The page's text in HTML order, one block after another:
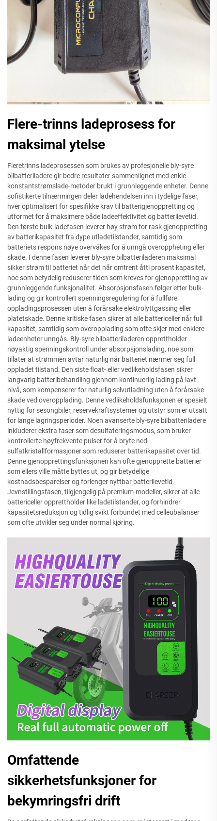
Flere-trinns ladeprosess for
maksimal ytelse
Fleretrinns ladeprosessen som brukes av profesjonelle bly-syre
bilbatteriladere gir bedre resultater sammenlignet med enkle
konstantstrømslade-metoder brukt i grunnleggende enheter. Denne
sofistikerte tilnærmingen deler ladehendelsen inn i tydelige faser,
hver optimalisert for spesifikke krav til batterigjenoppretting og
utformet for å maksimere både ladeeffektivitet og batterilevetid.
Den første bulk-ladefasen leverer høy strøm for rask gjenoppretting
av batterikapasitet fra dype utladetilstander, samtidig som
batteriets respons nøye overvåkes for å unngå overoppheting eller
skade. I denne fasen leverer bly-syre bilbatteriladeren maksimal
sikker strøm til batteriet når det når omtrent åtti prosent kapasitet,
noe som betydelig reduserer tiden som kreves for gjenoppretting av
grunnleggende funksjonalitet. Absorpsjonsfasen følger etter bulk-
lading og gir kontrollert spenningsregulering for å fullføre
oppladingsprosessen uten å forårsake elektrolyttgassing eller
platetskade. Denne kritiske fasen sikrer at alle battericeller når full
kapasitet, samtidig som overopplading som ofte skjer med enklere
ladeenheter unngås. Bly-syre bilbatteriladeren opprettholder
nøyaktig spenningskontroll under absorpsjonslading, noe som
tillater at strømmen avtar naturlig når batteriet nærmer seg full
oppladet tilstand. Den siste float- eller vedlikeholdsfasen sikrer
langvarig batteribehandling gjennom kontinuerlig lading på lavt
nivå, som kompenserer for naturlig selvutladning uten å forårsake
skade ved overopplading. Denne vedlikeholdsfunksjonen er spesielt
nyttig for sesongbiler, reservekraftsystemer og utstyr som er utsatt
for lange lagringsperioder. Noen avanserte bly-syre bilbatteriladere
inkluderer ekstra faser som desulfateringsmodus, som bruker
kontrollerte høyfrekvente pulser for å bryte ned
sulfatkristallformasjoner som reduserer batterikapasitet over tid.
Denne gjenopprettingsfunksjonen kan ofte gjenopprette batterier
som ellers ville måtte byttes ut, og gir betydelige
kostnadsbesparelser og forlenger nyttbar batterilevetid.
Jevnstillingsfasen, tilgjengelig på premium-modeller, sikrer at alle
battericeller opprettholder like ladetilstander, og forhindrer
kapasitetsreduksjon og tidlig svikt forbundet med celleubalanser
som ofte utvikler seg under normal kjøring.
Omfattende
sikkerhetsfunksjoner for
bekymringsfri drift